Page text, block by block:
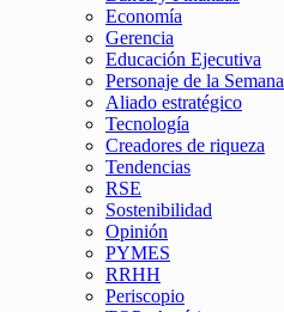
Economía
Gerencia
Educación Ejecutiva
Personaje de la Semana
Aliado estratégico
Tecnología
Creadores de riqueza
Tendencias
RSE
Sostenibilidad
Opinión
PYMES
RRHH
Periscopio